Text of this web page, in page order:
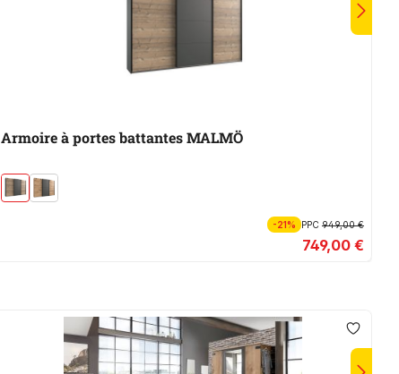
Armoire à portes battantes MALMÖ
-21% PPC 949,00 €
749,00 €